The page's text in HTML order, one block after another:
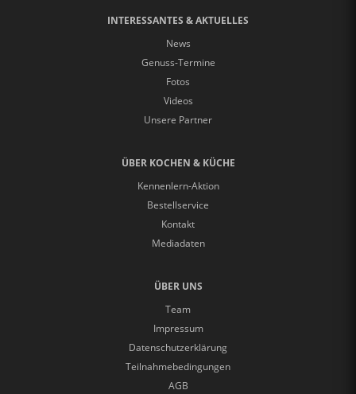
INTERESSANTES & AKTUELLES
News
Genuss-Termine
Fotos
Videos
Unsere Partner
ÜBER KOCHEN & KÜCHE
Kennenlern-Aktion
Bestellservice
Kontakt
Mediadaten
ÜBER UNS
Team
Impressum
Datenschutzerklärung
Teilnahmebedingungen
AGB